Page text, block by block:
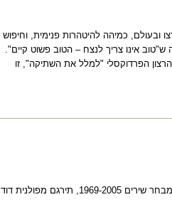
ובעולם, כמיהה להיטהרות פנימית, וחיפוש
אינו צריך לנצח – הטוב פשוט קיים".
הרצון הפרדוקסלי "למלל את השתיקה", זו
השקת ספר השירה "נקודה מגנטית" מאת רישרד קריניצקי (2011, הוצאת אבן חושן, מבחר שירים 1969-2005, תירגם מפולנית דוד